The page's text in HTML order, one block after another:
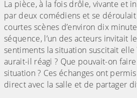
La pièce, à la fois drôle, vivante et
par deux comédiens et se
courtes scènes d’environ dix
séquence, l’un des acteurs invitait
sentiments la situation suscitait elle
aurait-il réagi ? Que pouvait-on
situation ? Ces échanges ont
direct avec la salle et de partager